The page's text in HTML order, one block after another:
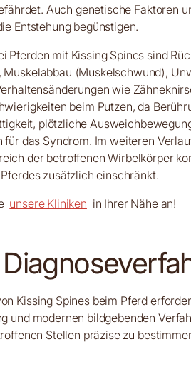
Auch genetische Faktoren
Entstehung begünstigen.
Pferden mit Kissing Spines sind
Muskelabbau (Muskelschwund),
wie
beim Putzen, da
plötzliche
für das Syndrom. Im weiteren
der betroffenen Wirbelkörper
zusätzlich einschränkt.
unsere Kliniken in Ihrer Nähe an!
Kissing Spines beim Pferd
und modernen bildgebenden
Stellen präzise zu